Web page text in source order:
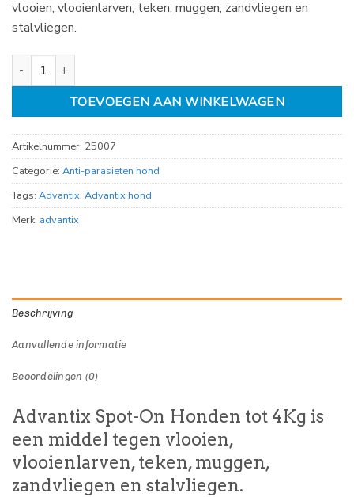
vlooien, vlooienlarven, teken, muggen, zandvliegen en
stalvliegen.
Advantix Spot-On Honden tot 4Kg 4 pipetten aantal
TOEVOEGEN AAN WINKELWAGEN
Artikelnummer: 25007
Categorie: Anti-parasieten hond
Tags: Advantix, Advantix hond
Merk: advantix
Beschrijving
Aanvullende informatie
Beoordelingen (0)
Advantix Spot-On Honden tot 4Kg is
een middel tegen vlooien,
vlooienlarven, teken, muggen,
zandvliegen en stalvliegen.